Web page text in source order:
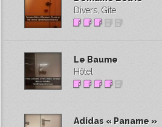
Divers, Gite
Le Baume
Hôtel
Adidas « Paname »